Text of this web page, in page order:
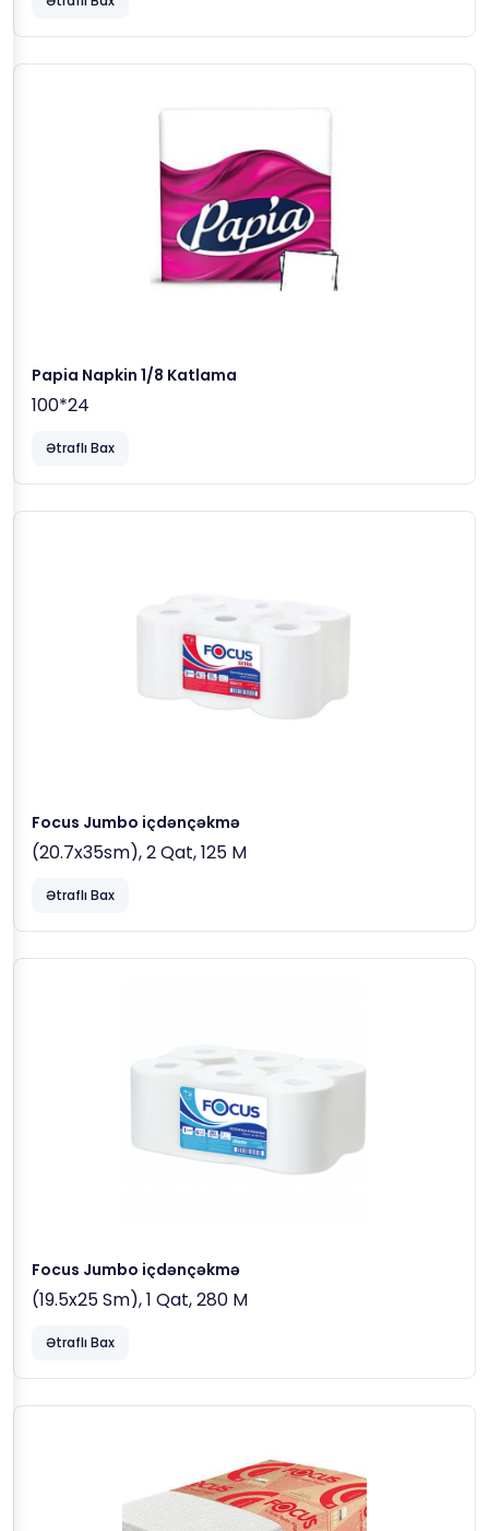
Papia Napkin 1/8 Katlama
100*24
Ətraflı Bax
Focus Jumbo içdənçəkmə
(20.7x35sm), 2 Qat, 125 M
Ətraflı Bax
Focus Jumbo içdənçəkmə
(19.5x25 Sm), 1 Qat, 280 M
Ətraflı Bax